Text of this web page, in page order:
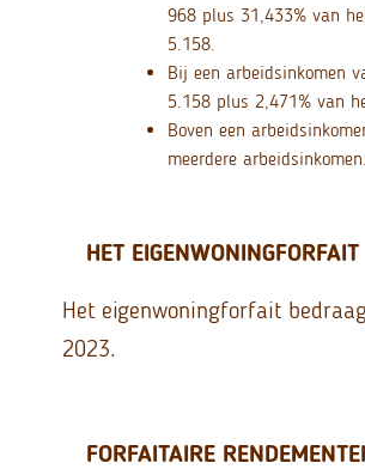
968 plus 31,433% van
5.158.
Bij een arbeidsinkomen
5.158 plus 2,471% van
Boven een
meerdere
HET EIGENWONINGFORFAIT
Het eigenwoningforfait
2023.
FORFAITAIRE